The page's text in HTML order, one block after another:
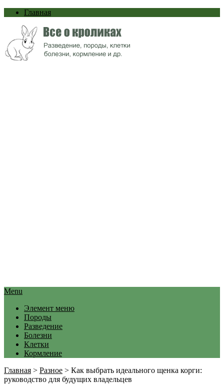
Главная
Menu
Элемент меню
Породы
Разведение
Болезни
Клетки
Кормление
Главная > Разное > Как выбрать идеального щенка корги:
руководство для будущих владельцев